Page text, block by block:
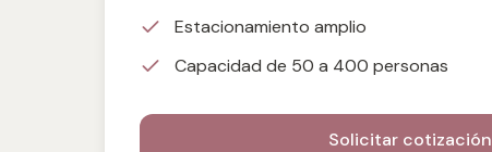
Estacionamiento amplio
Capacidad de 50 a 400 personas
Solicitar cotización